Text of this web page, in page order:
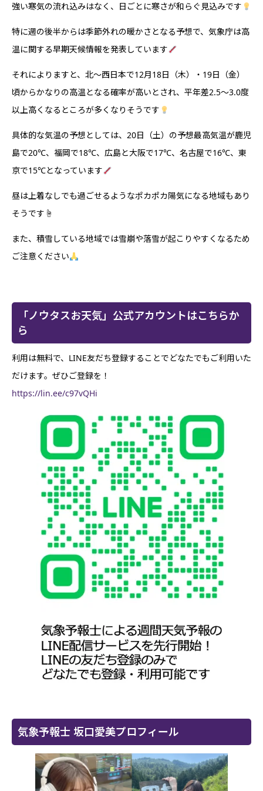
強い寒気の流れ込みはなく、日ごとに寒さが和らぐ見込みです
特に週の後半からは季節外れの暖かさとなる予想で、気象庁は高
温に関する早期天候情報を発表しています
それによりますと、北〜西日本で12月18日（木）・19日（金）
頃からかなりの高温となる確率が高いとされ、平年差2.5〜3.0度
以上高くなるところが多くなりそうです
具体的な気温の予想としては、20日（土）の予想最高気温が鹿児
島で20℃、福岡で18℃、広島と大阪で17℃、名古屋で16℃、東
京で15℃となっています
昼は上着なしでも過ごせるようなポカポカ陽気になる地域もあり
そうです☝️
また、積雪している地域では雪崩や落雪が起こりやすくなるため
ご注意ください
「ノウタスお天気」公式アカウントはこちらか
ら
利用は無料で、LINE友だち登録することでどなたでもご利用いた
だけます。ぜひご登録を！
https://lin.ee/c97vQHi
気象予報士 坂口愛美プロフィール